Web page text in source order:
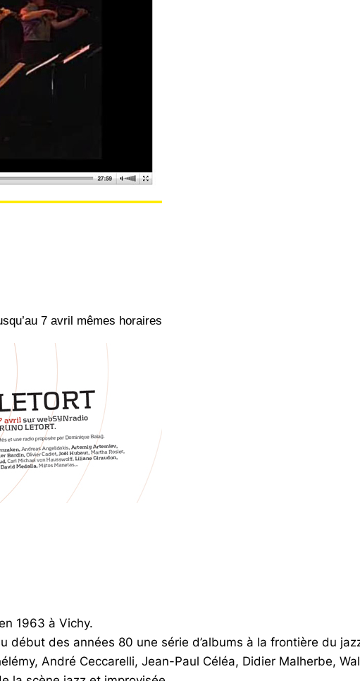
7 avril mêmes horaires
1963 à Vichy.
début des années 80 une série d’albums à la frontière du
André Ceccarelli, Jean-Paul Céléa, Didier Malherbe,